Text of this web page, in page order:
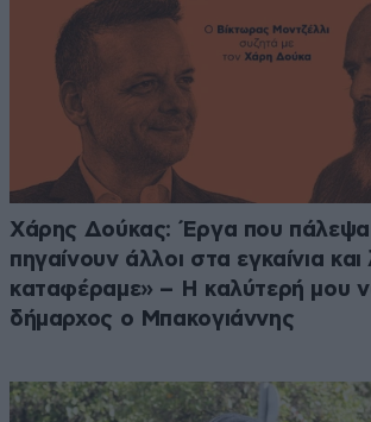
Χάρης Δούκας: Έργα που πάλεψα
πηγαίνουν άλλοι στα εγκαίνια
καταφέραμε» – Η καλύτερή μου
δήμαρχος ο Μπακογιάννης